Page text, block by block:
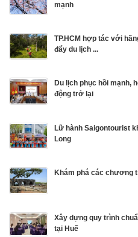
mạnh
TP.HCM hợp tác với
đẩy du lịch ...
Du lịch phục hồi mạnh,
động trở lại
Lữ hành Saigontourist
Long
Khám phá các chương
Xây dựng quy trình
tại Huế